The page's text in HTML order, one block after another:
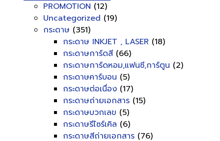
PROMOTION (12)
Uncategorized (19)
กระดาษ (351)
กระดาษ INKJET , LASER (18)
กระดาษการ์ดสี (66)
กระดาษการ์ดหอม,แฟนซี,การ์ตูน (2)
กระดาษคาร์บอน (5)
กระดาษต่อเนื่อง (17)
กระดาษถ่ายเอกสาร (15)
กระดาษบวกเลข (5)
กระดาษรีไซร์เคิล (6)
กระดาษสีถ่ายเอกสาร (76)